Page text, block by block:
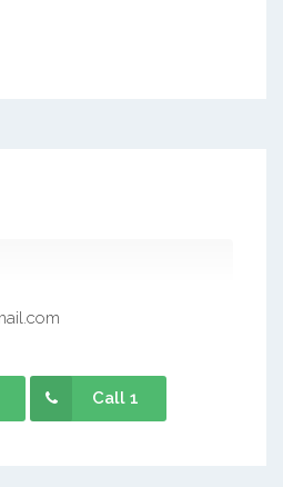
Call 1